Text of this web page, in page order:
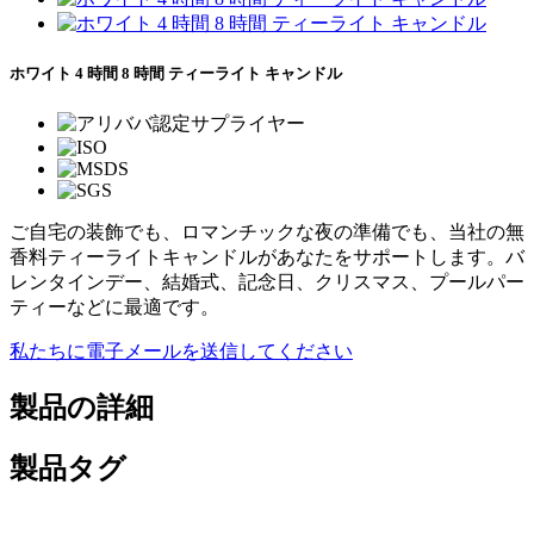
ホワイト 4 時間 8 時間 ティーライト キャンドル
ご自宅の装飾でも、ロマンチックな夜の準備でも、当社の無
香料ティーライトキャンドルがあなたをサポートします。バ
レンタインデー、結婚式、記念日、クリスマス、プールパー
ティーなどに最適です。
私たちに電子メールを送信してください
製品の詳細
製品タグ